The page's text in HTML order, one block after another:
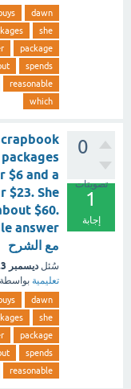
dawn
she
package
spends
reasonable
which
0
تصويتات
1
إجابة
$6 and a
$23. She
$60.
مع الشرح
سُئل ديسمبر 23، 2025
تعليمية بواسطة
dawn
she
package
spends
reasonable